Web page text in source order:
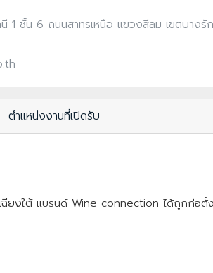
1 ชั้น 6 ถนนสาทรเหนือ แขวงสีลม เขตบาง
ตำแหน่งงานที่เปิดรับ
ฉียงใต้ แบรนด์ Wine connection ได้ถูกก่อตั้ง